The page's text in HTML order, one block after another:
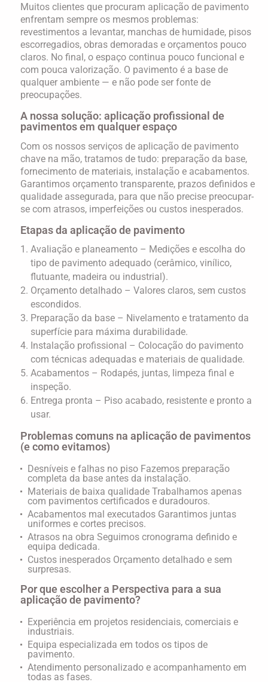
Muitos clientes que procuram aplicação de pavimento
enfrentam sempre os mesmos problemas:
revestimentos a levantar, manchas de humidade, pisos
escorregadios, obras demoradas e orçamentos pouco
claros. No final, o espaço continua pouco funcional e
com pouca valorização. O pavimento é a base de
qualquer ambiente — e não pode ser fonte de
preocupações.
A nossa solução: aplicação profissional de
pavimentos em qualquer espaço
Com os nossos serviços de aplicação de pavimento
chave na mão, tratamos de tudo: preparação da base,
fornecimento de materiais, instalação e acabamentos.
Garantimos orçamento transparente, prazos definidos e
qualidade assegurada, para que não precise preocupar-
se com atrasos, imperfeições ou custos inesperados.
Etapas da aplicação de pavimento
Avaliação e planeamento – Medições e escolha do
tipo de pavimento adequado (cerâmico, vinílico,
flutuante, madeira ou industrial).
Orçamento detalhado – Valores claros, sem custos
escondidos.
Preparação da base – Nivelamento e tratamento da
superfície para máxima durabilidade.
Instalação profissional – Colocação do pavimento
com técnicas adequadas e materiais de qualidade.
Acabamentos – Rodapés, juntas, limpeza final e
inspeção.
Entrega pronta – Piso acabado, resistente e pronto a
usar.
Problemas comuns na aplicação de pavimentos
(e como evitamos)
Desníveis e falhas no piso Fazemos preparação
completa da base antes da instalação.
Materiais de baixa qualidade Trabalhamos apenas
com pavimentos certificados e duradouros.
Acabamentos mal executados Garantimos juntas
uniformes e cortes precisos.
Atrasos na obra Seguimos cronograma definido e
equipa dedicada.
Custos inesperados Orçamento detalhado e sem
surpresas.
Por que escolher a Perspectiva para a sua
aplicação de pavimento?
Experiência em projetos residenciais, comerciais e
industriais.
Equipa especializada em todos os tipos de
pavimento.
Atendimento personalizado e acompanhamento em
todas as fases.